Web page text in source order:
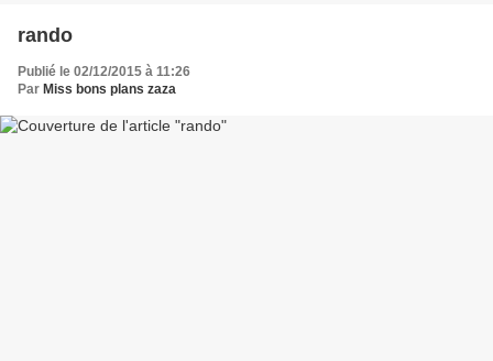
rando
Publié le 02/12/2015 à 11:26
Par Miss bons plans zaza